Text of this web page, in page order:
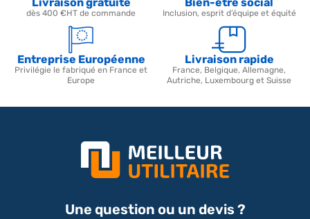
dès 400 €HT de commande Inclusion, esprit d’équipe et équité
Entreprise Européenne
Privilégie le fabriqué en France et
Europe
Livraison rapide
France, Belgique, Allemagne,
Autriche, Luxembourg et Suisse
Une question ou un devis ?